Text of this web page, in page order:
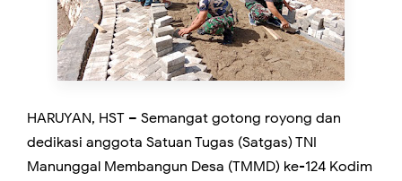
HARUYAN, HST – Semangat gotong royong dan
dedikasi anggota Satuan Tugas (Satgas) TNI
Manunggal Membangun Desa (TMMD) ke-124 Kodim